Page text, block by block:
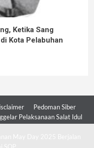
Ketika Sang
Kota Pelabuhan
Pedoman Siber
Pelaksanaan Salat Idul